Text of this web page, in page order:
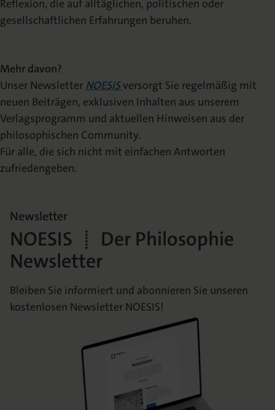
Reflexion, die auf alltäglichen, politischen oder
gesellschaftlichen Erfahrungen beruhen.
Mehr davon?
Unser Newsletter NOESISversorgt Sie regelmäßig mit
neuen Beiträgen, exklusiven Inhalten aus unserem
Verlagsprogramm und aktuellen Hinweisen aus der
philosophischen Community.
Für alle, die sich nicht mit einfachen Antworten
zufriedengeben.
Newsletter
NOESIS | Der Philosophie
Newsletter
Bleiben Sie informiert und abonnieren Sie unseren
kostenlosen Newsletter NOESIS!